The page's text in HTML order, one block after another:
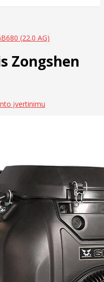
(22.0 AG)
Zongshen
įvertinimu